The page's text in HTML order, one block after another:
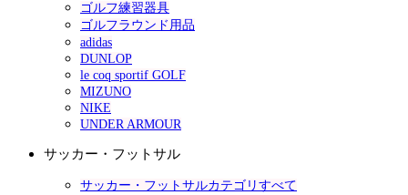
ゴルフ練習器具
ゴルフラウンド用品
adidas
DUNLOP
le coq sportif GOLF
MIZUNO
NIKE
UNDER ARMOUR
サッカー・フットサル
サッカー・フットサルカテゴリすべて